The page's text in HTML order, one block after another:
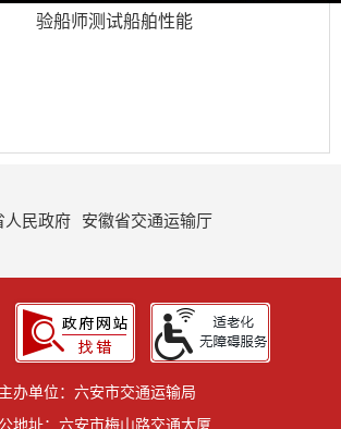
验船师测试船舶性能
人民政府
安徽省交通运输厅
主办单位：六安市交通运输局
地址：六安市梅山路交通大厦